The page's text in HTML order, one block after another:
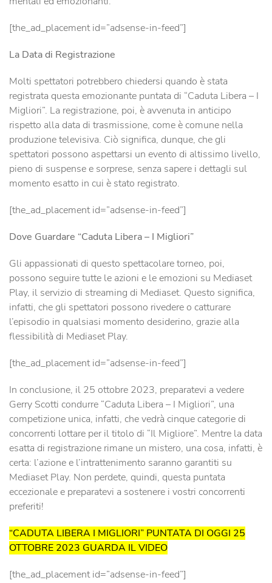
[the_ad_placement id=”adsense-in-feed”]
La Data di Registrazione
Molti spettatori potrebbero chiedersi quando è stata
registrata questa emozionante puntata di “Caduta Libera – I
Migliori”. La registrazione, poi, è avvenuta in anticipo
rispetto alla data di trasmissione, come è comune nella
produzione televisiva. Ciò significa, dunque, che gli
spettatori possono aspettarsi un evento di altissimo livello,
pieno di suspense e sorprese, senza sapere i dettagli sul
momento esatto in cui è stato registrato.
[the_ad_placement id=”adsense-in-feed”]
Dove Guardare “Caduta Libera – I Migliori”
Gli appassionati di questo spettacolare torneo, poi,
possono seguire tutte le azioni e le emozioni su Mediaset
Play, il servizio di streaming di Mediaset. Questo significa,
infatti, che gli spettatori possono rivedere o catturare
l’episodio in qualsiasi momento desiderino, grazie alla
flessibilità di Mediaset Play.
[the_ad_placement id=”adsense-in-feed”]
In conclusione, il 25 ottobre 2023, preparatevi a vedere
Gerry Scotti condurre “Caduta Libera – I Migliori”, una
competizione unica, infatti, che vedrà cinque categorie di
concorrenti lottare per il titolo di “Il Migliore”. Mentre la data
esatta di registrazione rimane un mistero, una cosa, infatti, è
certa: l’azione e l’intrattenimento saranno garantiti su
Mediaset Play. Non perdete, quindi, questa puntata
eccezionale e preparatevi a sostenere i vostri concorrenti
preferiti!
“CADUTA LIBERA I MIGLIORI” PUNTATA DI OGGI 25
OTTOBRE 2023 GUARDA IL VIDEO
[the_ad_placement id=”adsense-in-feed”]